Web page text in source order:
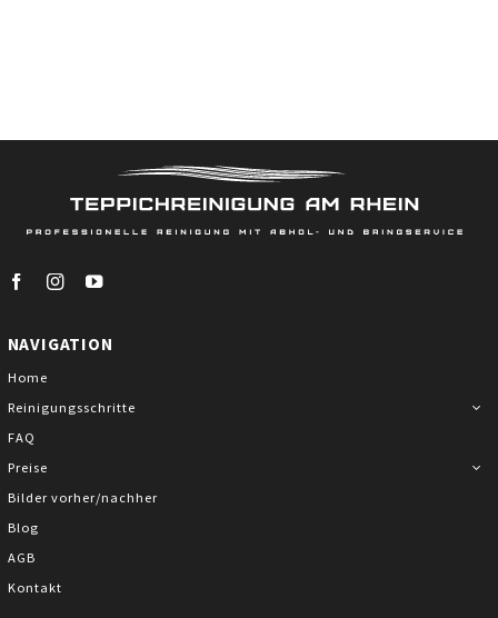
NAVIGATION
Home
Reinigungsschritte
FAQ
Preise
Bilder vorher/nachher
Blog
AGB
Kontakt